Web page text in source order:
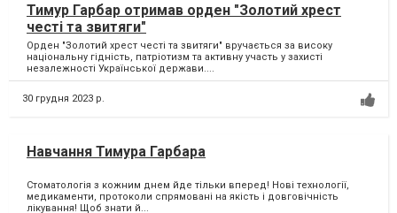
Тимур Гарбар отримав орден "Золотий хрест
честі та звитяги"
Орден "Золотий хрест честі та звитяги" вручається за високу
національну гідність, патріотизм та активну участь у захисті
незалежності Української держави....
30 грудня 2023 р.
Навчання Тимура Гарбара
Стоматологія з кожним днем йде тільки вперед! Нові технології,
медикаменти, протоколи спрямовані на якість і довговічність
лікування! Щоб знати й...